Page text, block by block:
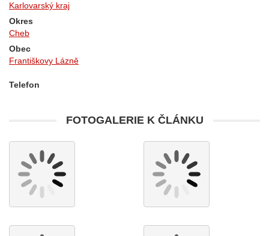
Karlovarský kraj
Okres
Cheb
Obec
Františkovy Lázně
Telefon
FOTOGALERIE K ČLÁNKU